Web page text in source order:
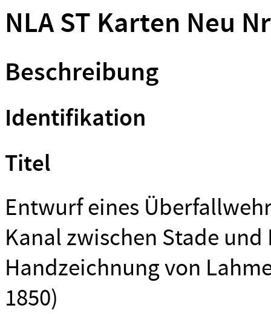
NLA ST Karten Neu
Beschreibung
Identifikation
Titel
Entwurf eines
Kanal zwischen Stade und
Handzeichnung von
1850)